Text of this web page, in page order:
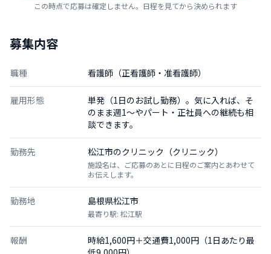
この時点で応募は確定しません。日程を見てから決められます
募集内容
職種 看護師（正看護師・准看護師）
雇用形態
単発（1日のお試し勤務）。気に入れば、そ
のまま週1〜やパート・正社員への継続も相
談できます。
勤務先 松江市のクリニック（クリニック）
施設名は、ご応募のあとに日程のご案内とあわせて
お伝えします。
勤務地 島根県松江市
最寄り駅: 松江駅
報酬
時給1,600円＋交通費1,000円（1日あたり最